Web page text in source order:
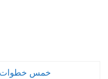
خمس خطوات